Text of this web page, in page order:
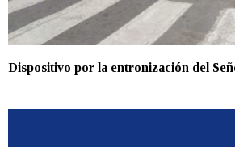
Dispositivo por la entronización del